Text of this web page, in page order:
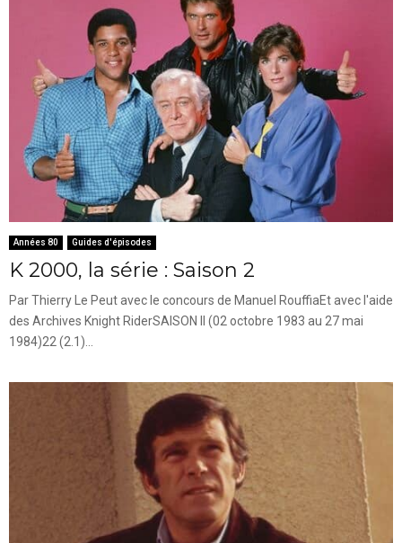
Années 80 Guides d'épisodes
K 2000, la série : Saison 2
Par Thierry Le Peut avec le concours de Manuel RouffiaEt avec l'aide
des Archives Knight RiderSAISON II (02 octobre 1983 au 27 mai
1984)22 (2.1)...